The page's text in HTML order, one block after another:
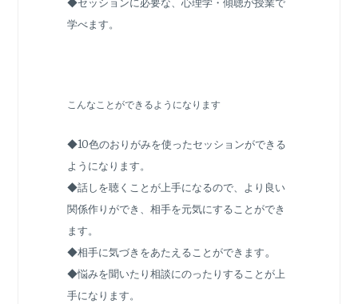
学べます。
こんなことができるようになります
◆10色のおりがみを使ったセッションができる
ようになります。
◆話しを聴くことが上手になるので、より良い
関係作りができ、相手を元気にすることができ
ます。
◆相手に気づきをあたえることができます。
◆悩みを聞いたり相談にのったりすることが上
手になります。